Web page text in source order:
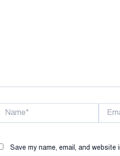
Name* Email*
Save my name, email, and